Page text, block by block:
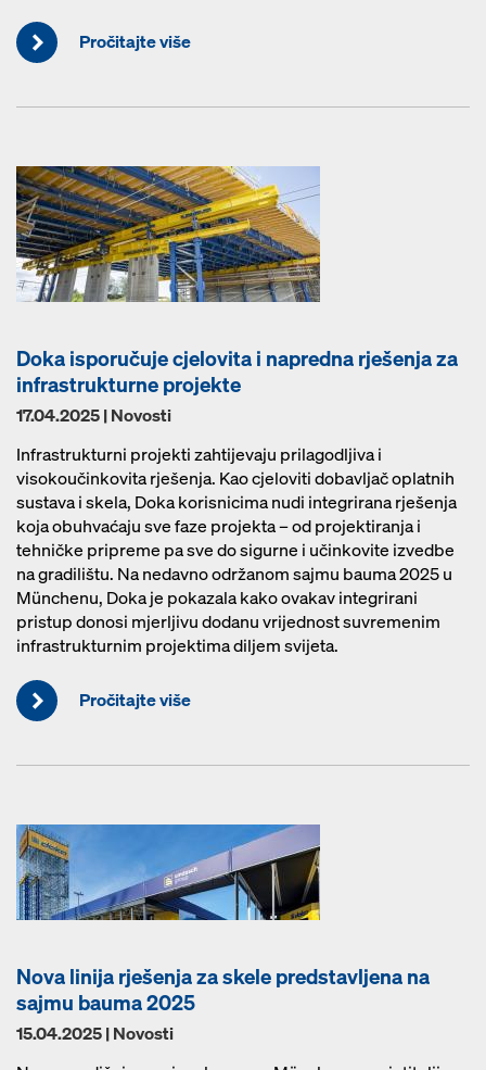
Pročitajte više
Doka isporučuje cjelovita i napredna rješenja za
infrastrukturne projekte
17.04.2025 | Novosti
Infrastrukturni projekti zahtijevaju prilagodljiva i
visokoučinkovita rješenja. Kao cjeloviti dobavljač oplatnih
sustava i skela, Doka korisnicima nudi integrirana rješenja
koja obuhvaćaju sve faze projekta – od projektiranja i
tehničke pripreme pa sve do sigurne i učinkovite izvedbe
na gradilištu. Na nedavno održanom sajmu bauma 2025 u
Münchenu, Doka je pokazala kako ovakav integrirani
pristup donosi mjerljivu dodanu vrijednost suvremenim
infrastrukturnim projektima diljem svijeta.
Pročitajte više
Nova linija rješenja za skele predstavljena na
sajmu bauma 2025
15.04.2025 | Novosti